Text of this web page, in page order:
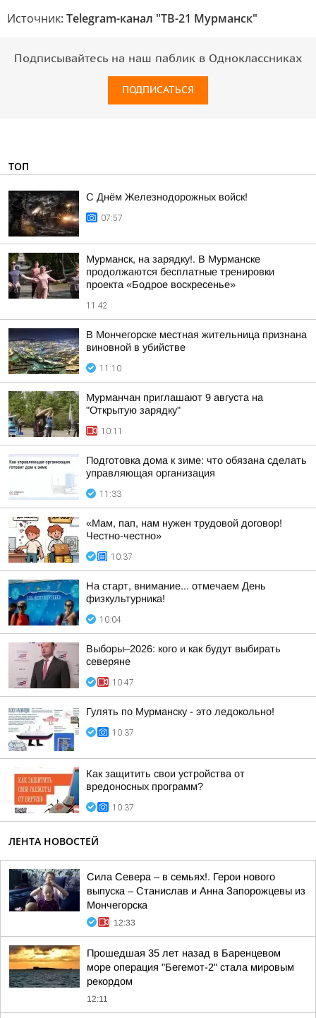
Источник: Telegram-канал "ТВ-21 Мурманск"
Подписывайтесь на наш паблик в Одноклассниках
ПОДПИСАТЬСЯ
ТОП
С Днём Железнодорожных войск!
07:57
Мурманск, на зарядку!. В Мурманске
продолжаются бесплатные тренировки
проекта «Бодрое воскресенье»
11:42
В Мончегорске местная жительница признана
виновной в убийстве
11:10
Мурманчан приглашают 9 августа на
"Открытую зарядку"
10:11
Подготовка дома к зиме: что обязана сделать
управляющая организация
11:33
«Мам, пап, нам нужен трудовой договор!
Честно-честно»
10:37
На старт, внимание... отмечаем День
физкультурника!
10:04
Выборы–2026: кого и как будут выбирать
северяне
10:47
Гулять по Мурманску - это ледокольно!
10:37
Как защитить свои устройства от
вредоносных программ?
10:37
ЛЕНТА НОВОСТЕЙ
Сила Севера – в семьях!. Герои нового
выпуска – Станислав и Анна Запорожцевы из
Мончегорска
12:33
Прошедшая 35 лет назад в Баренцевом
море операция "Бегемот-2" стала мировым
рекордом
12:11